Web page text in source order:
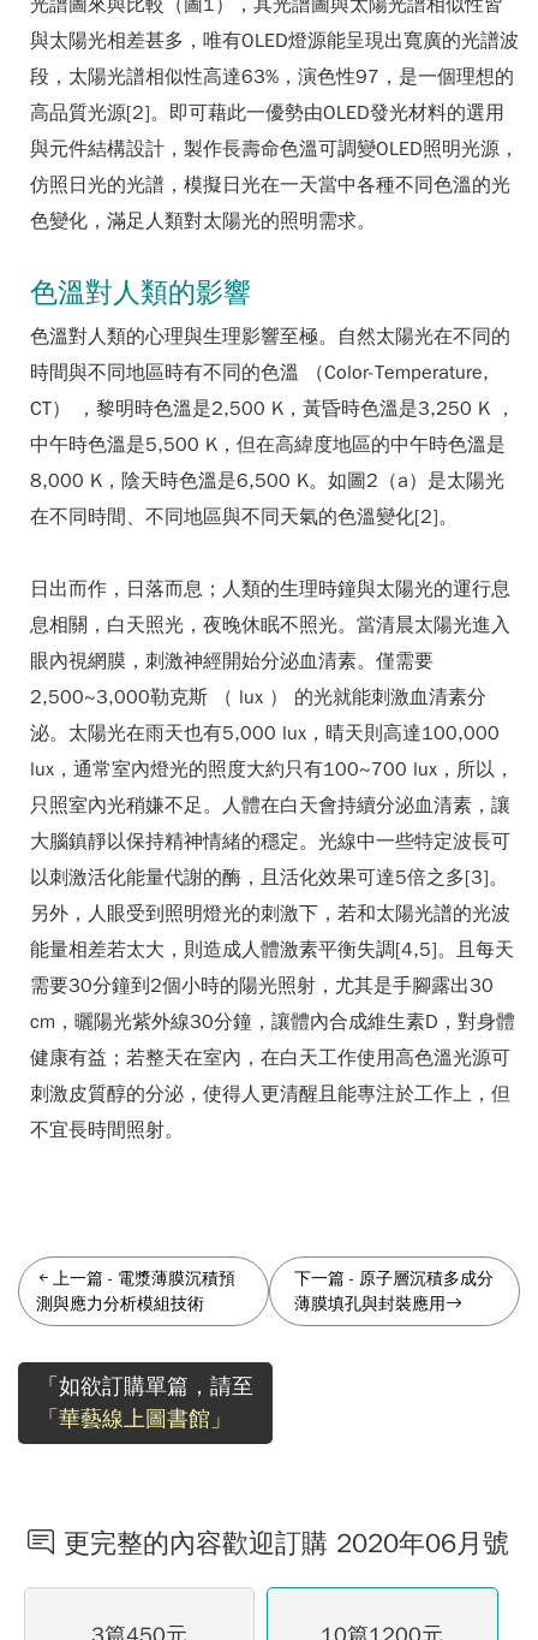
光譜圖來與比較（圖1），其光譜圖與太陽光譜相似性皆
與太陽光相差甚多，唯有OLED燈源能呈現出寬廣的光譜波
段，太陽光譜相似性高達63%，演色性97，是一個理想的
高品質光源[2]。即可藉此一優勢由OLED發光材料的選用
與元件結構設計，製作長壽命色溫可調變OLED照明光源，
仿照日光的光譜，模擬日光在一天當中各種不同色溫的光
色變化，滿足人類對太陽光的照明需求。
色溫對人類的影響
色溫對人類的心理與生理影響至極。自然太陽光在不同的
時間與不同地區時有不同的色溫 （Color-Temperature,
CT） ，黎明時色溫是2,500 K，黃昏時色溫是3,250 K ，
中午時色溫是5,500 K，但在高緯度地區的中午時色溫是
8,000 K，陰天時色溫是6,500 K。如圖2（a）是太陽光
在不同時間、不同地區與不同天氣的色溫變化[2]。
日出而作，日落而息；人類的生理時鐘與太陽光的運行息
息相關，白天照光，夜晚休眠不照光。當清晨太陽光進入
眼內視網膜，刺激神經開始分泌血清素。僅需要
2,500~3,000勒克斯 （ lux ） 的光就能刺激血清素分
泌。太陽光在雨天也有5,000 lux，晴天則高達100,000
lux，通常室內燈光的照度大約只有100~700 lux，所以，
只照室內光稍嫌不足。人體在白天會持續分泌血清素，讓
大腦鎮靜以保持精神情緒的穩定。光線中一些特定波長可
以刺激活化能量代謝的酶，且活化效果可達5倍之多[3]。
另外，人眼受到照明燈光的刺激下，若和太陽光譜的光波
能量相差若太大，則造成人體激素平衡失調[4,5]。且每天
需要30分鐘到2個小時的陽光照射，尤其是手腳露出30
cm，曬陽光紫外線30分鐘，讓體內合成維生素D，對身體
健康有益；若整天在室內，在白天工作使用高色溫光源可
刺激皮質醇的分泌，使得人更清醒且能專注於工作上，但
不宜長時間照射。
上一篇 - 電漿薄膜沉積預
測與應力分析模組技術
下一篇 - 原子層沉積多成分
薄膜填孔與封裝應用
「如欲訂購單篇，請至
「華藝線上圖書館」
更完整的內容歡迎訂購 2020年06月號